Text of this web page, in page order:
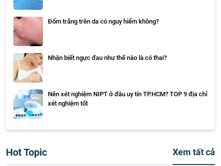
Đốm trắng trên da có nguy hiểm không?
Nhận biết ngực đau như thế nào là có thai?
Nên xét nghiệm NIPT ở đâu uy tín TP.HCM? TOP 9 địa chỉ
xét nghiệm tốt
Hot Topic Xem tất cả